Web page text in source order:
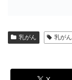
乳がん 乳がん